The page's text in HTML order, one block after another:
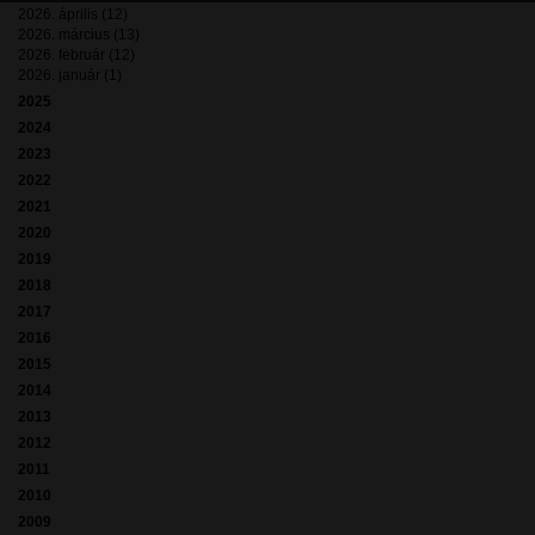
2026. április (12)
2026. március (13)
2026. február (12)
2026. január (1)
2025
2024
2023
2022
2021
2020
2019
2018
2017
2016
2015
2014
2013
2012
2011
2010
2009